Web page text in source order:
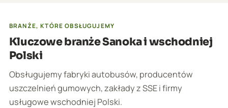
BRANŻE, KTÓRE OBSŁUGUJEMY
Kluczowe branże Sanoka i wschodniej
Polski
Obsługujemy fabryki autobusów, producentów
uszczelnień gumowych, zakłady z SSE i firmy
usługowe wschodniej Polski.